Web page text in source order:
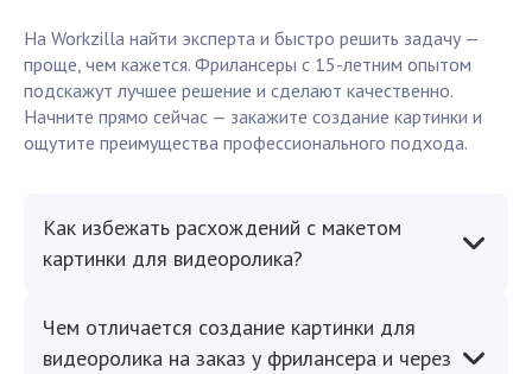
На Workzilla найти эксперта и быстро решить задачу —
проще, чем кажется. Фрилансеры с 15-летним опытом
подскажут лучшее решение и сделают качественно.
Начните прямо сейчас — закажите создание картинки и
ощутите преимущества профессионального подхода.
Как избежать расхождений с макетом
картинки для видеоролика?
Чем отличается создание картинки для
видеоролика на заказ у фрилансера и через